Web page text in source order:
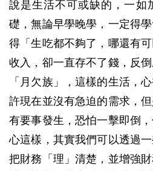
說是生活不可或缺的，一如
礎，無論早學晚學，一定得
得「生吃都不夠了，哪還有
收入，卻一直存不了錢，反
「月欠族」，這樣的生活，
許現在並沒有急迫的需求，
有要事發生，恐怕一擊即倒
心這樣，其實我們可以透過
把財務「理」清楚，並增強